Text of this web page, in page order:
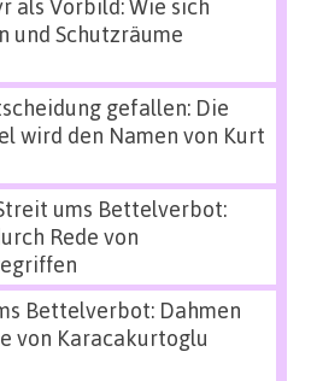
als Vorbild: Wie sich
und Schutzräume
gefallen: Die
wird den Namen von Kurt
ums Bettelverbot:
Rede von
Bettelverbot: Dahmen
von Karacakurtoglu